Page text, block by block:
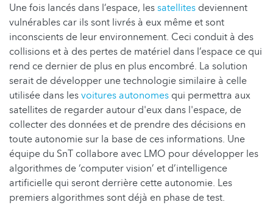
Une fois lancés dans l’espace, lessatellites deviennent
vulnérables car ils sont livrés à eux même et sont
inconscients de leur environnement. Ceci conduit à des
collisions et à des pertes de matériel dans l’espace ce qui
rend ce dernier de plus en plus encombré. La solution
serait de développer une technologie similaire à celle
utilisée dans lesvoitures autonomes qui permettra aux
satellites de regarder autour d'eux dans l'espace, de
collecter des données et de prendre des décisions en
toute autonomie sur la base de ces informations. Une
équipe du SnT collabore avec LMO pour développer les
algorithmes de ‘computer vision’ et d’intelligence
artificielle qui seront derrière cette autonomie. Les
premiers algorithmes sont déjà en phase de test.